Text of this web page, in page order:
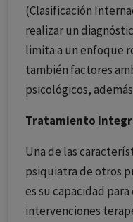
(Clasificación
realizar un
limita a un enfoque
también factores
psicológicos,
Tratamiento
Una de las
psiquiatra de otros
es su capacidad
intervenciones